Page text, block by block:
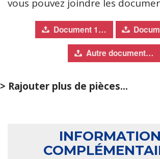
vous pouvez joindre les
Document 1…
Autre document…
> Rajouter plus de pièces...